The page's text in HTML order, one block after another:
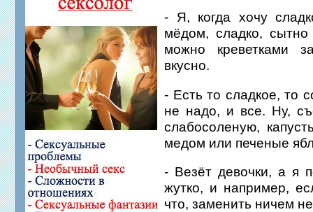
- Я, когда хочу
мёдом, сладко,
можно креветками
вкусно.
- Есть то сладкое, то
не надо, и все. Ну,
слабосоленую,
медом или печеные
- Везёт девочки, а я
жутко, и например,
что, заменить ничем